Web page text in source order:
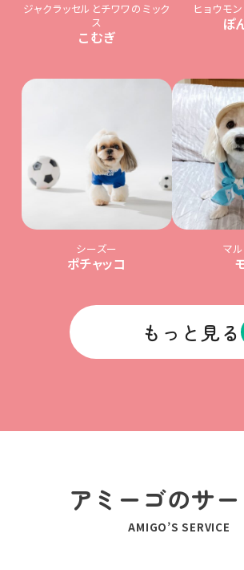
ジャクラッセルとチワワのミック
ス
こむぎ
ヒョウモ
ぽ
シーズー
ポチャッコ
マ
もっと見る
アミーゴのサ
AMIGO’S SERVICE